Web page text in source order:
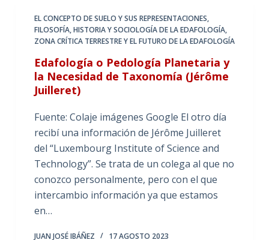
EL CONCEPTO DE SUELO Y SUS REPRESENTACIONES,
FILOSOFÍA, HISTORIA Y SOCIOLOGÍA DE LA EDAFOLOGÍA,
ZONA CRÍTICA TERRESTRE Y EL FUTURO DE LA EDAFOLOGÍA
Edafología o Pedología Planetaria y
la Necesidad de Taxonomía (Jérôme
Juilleret)
Fuente: Colaje imágenes Google El otro día
recibí una información de Jérôme Juilleret
del “Luxembourg Institute of Science and
Technology”. Se trata de un colega al que no
conozco personalmente, pero con el que
intercambio información ya que estamos
en…
JUAN JOSÉ IBÁÑEZ 17 AGOSTO 2023